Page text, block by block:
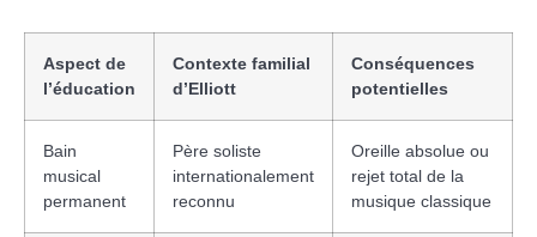
Aspect de
l’éducation
Contexte familial
d’Elliott
Conséquences
potentielles
Bain
musical
permanent
Père soliste
internationalement
reconnu
Oreille absolue ou
rejet total de la
musique classique